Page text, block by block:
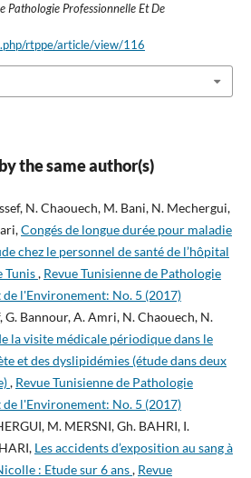
Pathologie Professionnelle Et De
rtppe/article/view/116
the same author(s)
N. Chaouech, M. Bani, N. Mechergui,
Congés de longue durée pour maladie
chez le personnel de santé de l’hôpital
Tunis, Revue Tunisienne de Pathologie
l'Environement: No. 5 (2017)
G. Bannour, A. Amri, N. Chaouech, N.
la visite médicale périodique dans le
et des dyslipidémies (étude dans deux
, Revue Tunisienne de Pathologie
l'Environement: No. 5 (2017)
M. MERSNI, Gh. BAHRI, I.
Les accidents d’exposition au sang à
: Etude sur 6 ans, Revue